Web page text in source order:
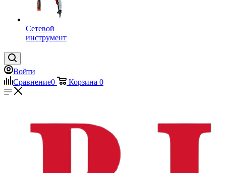
Сетевой
инструмент
Войти
Сравнение0 Корзина 0